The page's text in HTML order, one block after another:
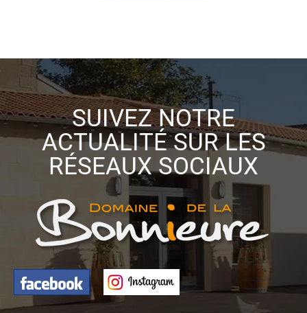
SUIVEZ NOTRE
ACTUALITÉ SUR LES
RÉSEAUX SOCIAUX